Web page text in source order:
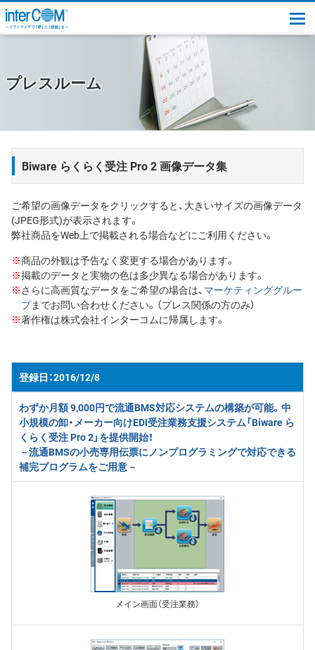
プレスルーム
Biware らくらく受注 Pro 2 画像データ集
ご希望の画像データをクリックすると、大きいサイズの画像データ
(JPEG形式)が表示されます。
弊社商品をWeb上で掲載される場合などにご利用ください。
※商品の外観は予告なく変更する場合があります。
※掲載のデータと実物の色は多少異なる場合があります。
※さらに高画質なデータをご希望の場合は、 マーケティンググルー
プまでお問い合わせください。（プレス関係の方のみ）
※著作権は株式会社インターコムに帰属します。
2016/12/8
わずか月額 9,000円で流通BMS対応システムの構築が可能。中
小規模の卸・メーカー向けEDI受注業務支援システム「Biware ら
くらく受注 Pro 2」を提供開始！
－流通BMSの小売専用伝票にノンプログラミングで対応できる
補完プログラムをご用意－
メイン画面（受注業務）